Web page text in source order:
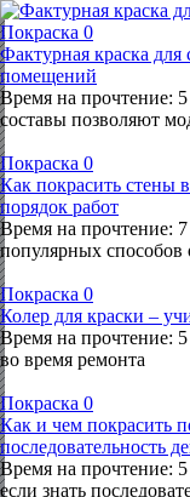
Покраска 0
Фактурная краска
помещений
Время на прочтение:
составы позволяют
Покраска 0
Как покрасить стены
порядок работ
Время на прочтение:
популярных способов
Покраска 0
Колер для краски –
Время на прочтение:
во время ремонта
Покраска 0
Как и чем покрасить
последовательность
Время на прочтение:
если знать